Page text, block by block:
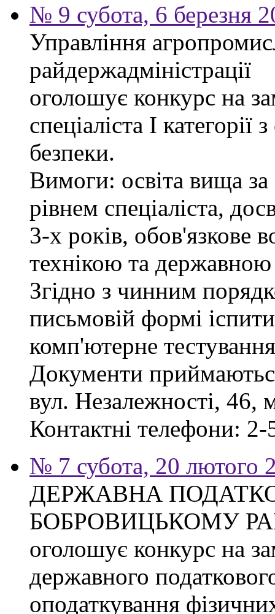
№ 9 субота, 6 березня
Управління
райдержадміністрації
оголошує конкурс на
спеціаліста І
безпеки.
Вимоги: освіта вища за
рівнем спеціаліста,
3-х років, обов'язкове
технікою та
Згідно з чинним
письмовій формі
комп'ютерне
Документи
вул. Незалежності, 46,
Контактні телефони:
№ 7 субота, 20 лютого
ДЕРЖАВНА
БОБРОВИЦЬКОМУ
оголошує конкурс на
державного
оподаткування